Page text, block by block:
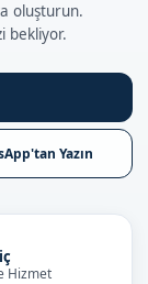
oluşturun.
bekliyor.
Yazın
Hizmet